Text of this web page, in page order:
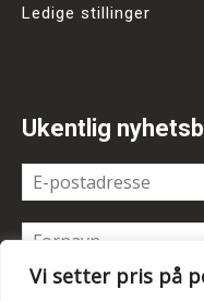
Vi setter pris på
Ledige stillinger
Ukentlig